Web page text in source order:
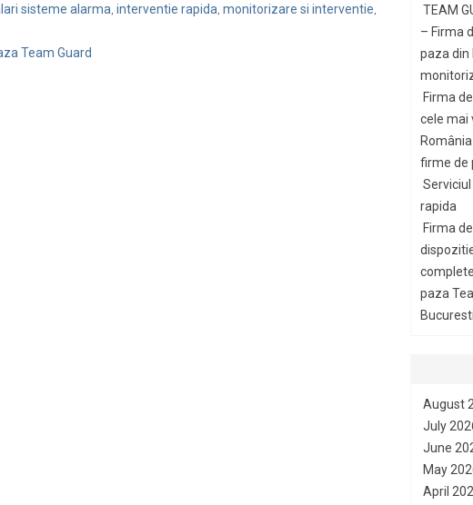
sisteme alarma, interventie rapida, monitorizare si interventie,
Team Guard
TEAM
– Firma
paza din
Firma
cele mai
firme de
rapida
Firma
paza
August
July
June
May
April